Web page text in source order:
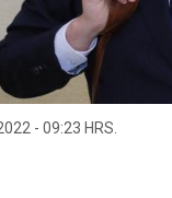
- 09:23 HRS.